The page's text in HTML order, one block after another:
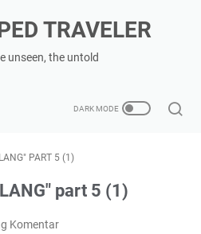
TRAVELER
unseen, the untold
PART 5 (1)
part 5 (1)
Komentar